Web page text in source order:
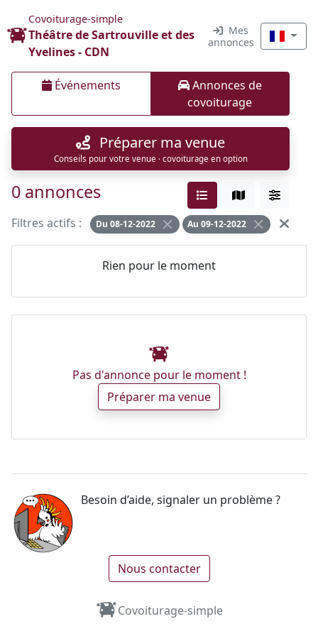
Covoiturage-simple
Théâtre de Sartrouville et des
Yvelines - CDN
Mes
annonces
Événements
Annonces de
covoiturage
Préparer ma venue
Conseils pour votre venue · covoiturage en option
0 annonces
Filtres actifs : Du 08-12-2022 Au 09-12-2022
Rien pour le moment
Pas d'annonce pour le moment !
Préparer ma venue
Besoin d’aide, signaler un problème ?
Nous contacter
Covoiturage-simple